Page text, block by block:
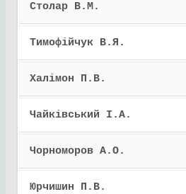
Столар В.М.
Тимофійчук В.Я.
Халімон П.В.
Чайківський І.А.
Чорноморов А.О.
Юрчишин П.В.